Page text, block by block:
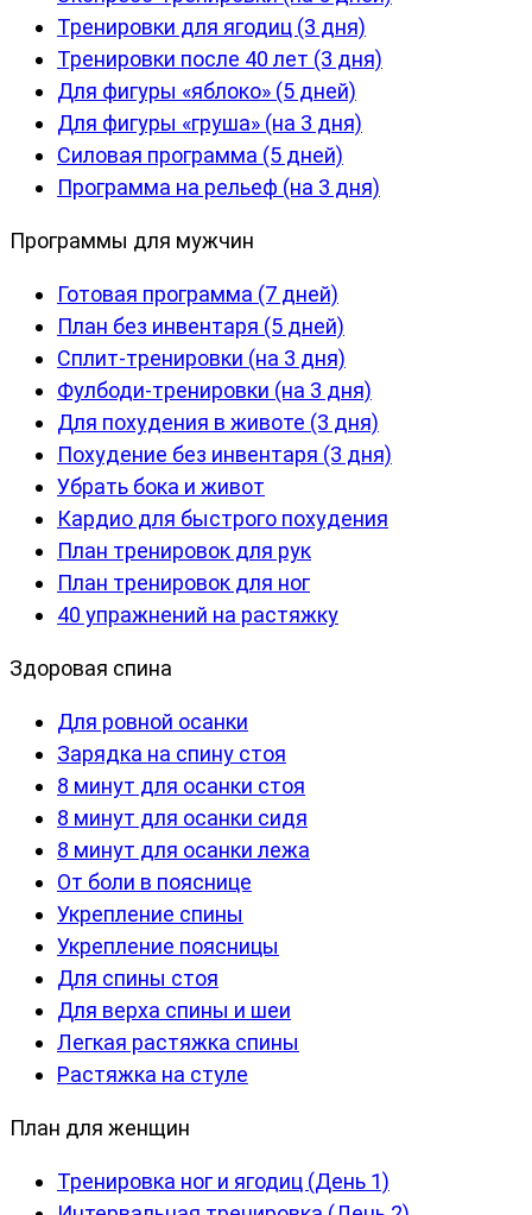
Тренировки для ягодиц (3 дня)
Тренировки после 40 лет (3 дня)
Для фигуры «яблоко» (5 дней)
Для фигуры «груша» (на 3 дня)
Силовая программа (5 дней)
Программа на рельеф (на 3 дня)
Программы для мужчин
Готовая программа (7 дней)
План без инвентаря (5 дней)
Сплит-тренировки (на 3 дня)
Фулбоди-тренировки (на 3 дня)
Для похудения в животе (3 дня)
Похудение без инвентаря (3 дня)
Убрать бока и живот
Кардио для быстрого похудения
План тренировок для рук
План тренировок для ног
40 упражнений на растяжку
Здоровая спина
Для ровной осанки
Зарядка на спину стоя
8 минут для осанки стоя
8 минут для осанки сидя
8 минут для осанки лежа
От боли в пояснице
Укрепление спины
Укрепление поясницы
Для спины стоя
Для верха спины и шеи
Легкая растяжка спины
Растяжка на стуле
План для женщин
Тренировка ног и ягодиц (День 1)